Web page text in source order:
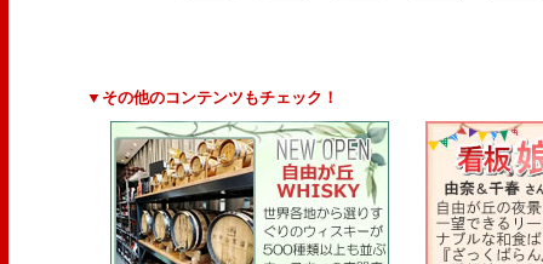
▼その他のコンテンツもチェック！